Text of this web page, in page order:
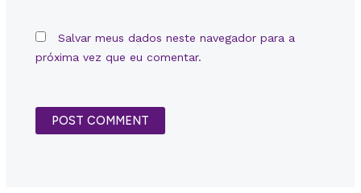
Salvar meus dados neste navegador para a
próxima vez que eu comentar.